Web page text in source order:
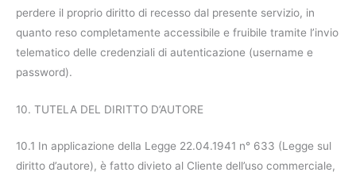
perdere il proprio diritto di recesso dal presente servizio, in
quanto reso completamente accessibile e fruibile tramite l’invio
telematico delle credenziali di autenticazione (username e
password).
10. TUTELA DEL DIRITTO D’AUTORE
10.1 In applicazione della Legge 22.04.1941 n° 633 (Legge sul
diritto d’autore), è fatto divieto al Cliente dell’uso commerciale,